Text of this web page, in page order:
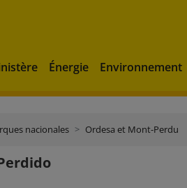
Énergie Environnement
nacionales Ordesa et Mont-Perdu